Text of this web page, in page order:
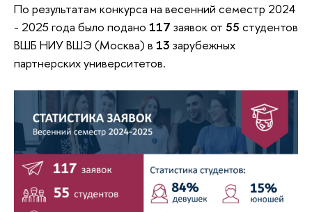
По результатам конкурса на весенний семестр 2024
- 2025 года было подано 117 заявок от 55 студентов
ВШБ НИУ ВШЭ (Москва) в 13 зарубежных
партнерских университетов.